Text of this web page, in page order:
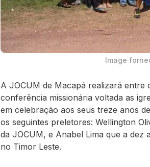
Image
A JOCUM de Macapá realizará entre
conferência missionária voltada as
em celebração aos seus treze anos
os seguintes preletores: Wellington
da JOCUM, e Anabel Lima que a dez
no Timor Leste.